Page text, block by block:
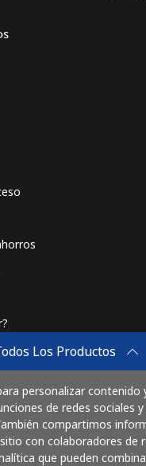
Los Productos
personalizar contenido
de redes sociales
compartimos
con colaboradores de
que pueden
Paga con